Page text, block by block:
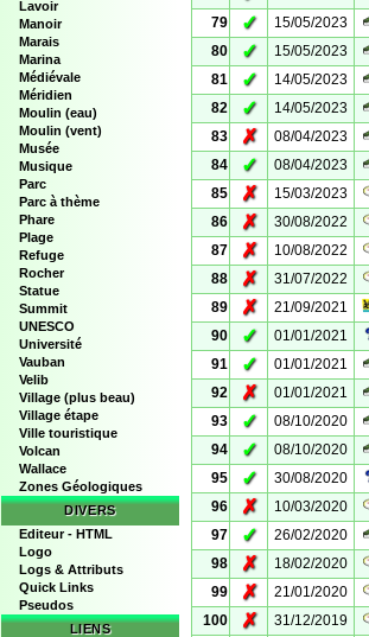
Lavoir
Manoir
Marais
Marina
Médiévale
Méridien
Moulin (eau)
Moulin (vent)
Musée
Musique
Parc
Parc à thème
Phare
Plage
Refuge
Rocher
Statue
Summit
UNESCO
Université
Vauban
Velib
Village (plus beau)
Village étape
Ville touristique
Volcan
Wallace
Zones Géologiques
DIVERS
Editeur - HTML
Logo
Logs & Attributs
Quick Links
Pseudos
LIENS
79
✓ 15/05/2023
80
✓ 15/05/2023
81
✓ 14/05/2023
82
✓ 14/05/2023
83
✗ 08/04/2023
84
✓ 08/04/2023
85
✗ 15/03/2023
86
✗ 30/08/2022
87
✗ 10/08/2022
88
✗ 31/07/2022
89
✗ 21/09/2021
90
✓ 01/01/2021
91
✓ 01/01/2021
92
✗ 01/01/2021
93
✓ 08/10/2020
94
✓ 08/10/2020
95
✓ 30/08/2020
96
✗ 10/03/2020
97
✓ 26/02/2020
98
✗ 18/02/2020
99
✗ 21/01/2020
100
✗ 31/12/2019